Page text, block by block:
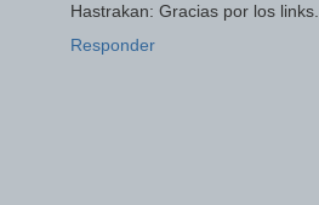
Hastrakan: Gracias por los links.
Responder